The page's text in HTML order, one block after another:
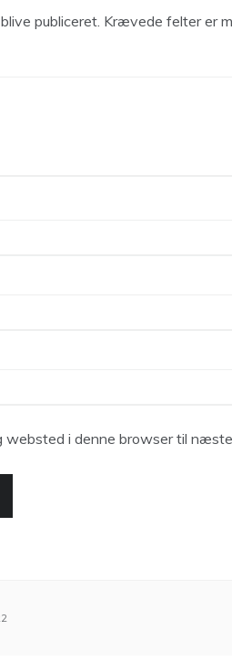
publiceret. Krævede felter er
websted i denne browser til